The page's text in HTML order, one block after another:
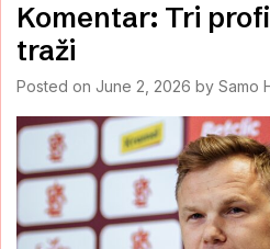
Komentar: Tri
traži
Posted on June 2, 2026 by Samo